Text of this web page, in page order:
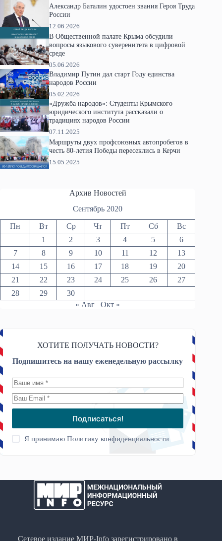
Александр Баталин удостоен звания Героя Труда
России
12.06.2026
В Общественной палате Крыма обсудили
вопросы языкового суверенитета в цифровой
среде
05.06.2026
Владимир Путин дал старт Году единства
народов России
05.02.2026
«Дружба народов»: Студенты Крымского
юридического института рассказали о
традициях народов России
07.11.2025
Маршруты двух профсоюзных автопробегов в
честь 80-летия Победы пересеклись в Керчи
15.05.2025
Архив Новостей
Сентябрь 2020
Пн Вт Ср Чт Пт Сб
Вс
1
2 3 4 5
6
7
8 9 10 11 12
13
14
15 16 17 18 19
20
21
22 23 24 25 26
27
28
29
30
« Авг
Окт »
ХОТИТЕ ПОЛУЧАТЬ НОВОСТИ?
Подпишитесь на нашу еженедельную рассылку
Подписаться!
Я принимаюПолитику конфиденциальности
Сетевое издание МИР-Info зарегистрировано в